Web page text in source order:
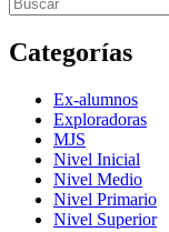
Categorías
Ex-alumnos
Exploradoras
MJS
Nivel Inicial
Nivel Medio
Nivel Primario
Nivel Superior